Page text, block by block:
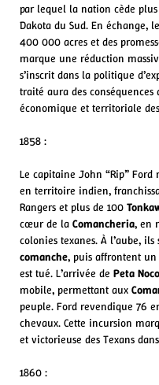
par lequel la nation cède plus
Dakota du Sud. En échange,
400 000 acres et des
marque une réduction
s’inscrit dans la politique
traité aura des conséquences
économique et territoriale des
1858 :
Le capitaine John “Rip”
en territoire indien,
Rangers et plus de 100
cœur de la Comancheria, en
colonies texanes. À l’aube,
comanche, puis affrontent
est tué. L’arrivée de Peta
mobile, permettant aux
peuple. Ford revendique 76
chevaux. Cette incursion
et victorieuse des Texans
1860 :